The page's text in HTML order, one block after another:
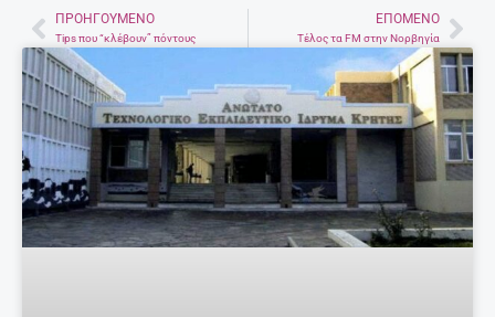
PrevΠΡΟΗΓΟΎΜΕΝΟ
Tips που “κλέβουν” πόντους
ΕΠΌΜΕΝΟ
Τέλος τα FM στην Νορβηγία